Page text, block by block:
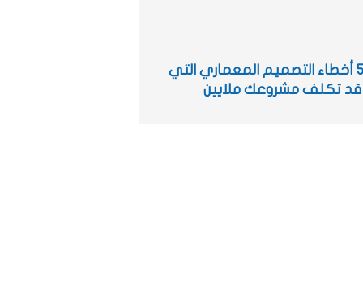
أشهر 5 أخطاء التصميم المعماري التي
قد تكلف مشروعك ملايين